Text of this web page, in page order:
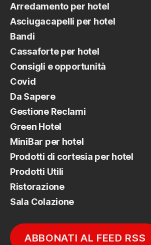
Arredamento per hotel
Asciugacapelli per hotel
Bandi
Cassaforte per hotel
Consigli e opportunità
Covid
Da Sapere
Gestione Reclami
Green Hotel
MiniBar per hotel
Prodotti di cortesia per hotel
Prodotti Utili
Ristorazione
Sala Colazione
ABBONATI AL FEED RSS